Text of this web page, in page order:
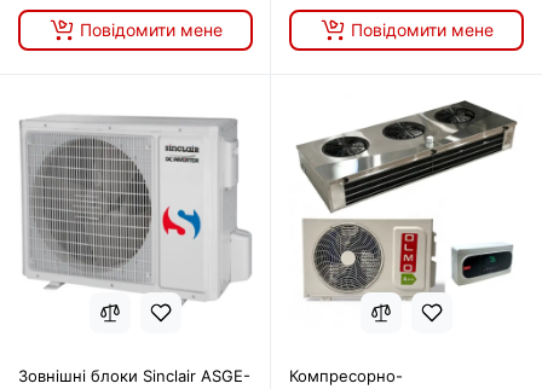
Повідомити мене Повідомити мене
Зовнішні блоки Sinclair ASGE-
Компресорно-